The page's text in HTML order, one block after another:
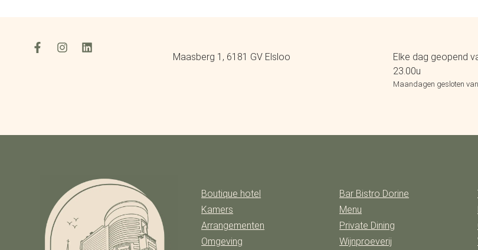
Maasberg 1, 6181 GV Elsloo
Elke dag geopend
23.00u
Maandagen gesloten
Boutique hotel
Kamers
Arrangementen
Omgeving
Bar Bistro Dorine
Menu
Private Dining
Wijnproeverij